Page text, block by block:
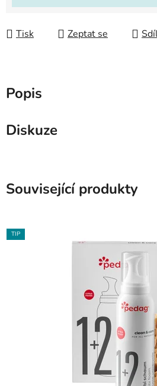
Tisk Zeptat se
Popis
Diskuze
Související produkty
TIP